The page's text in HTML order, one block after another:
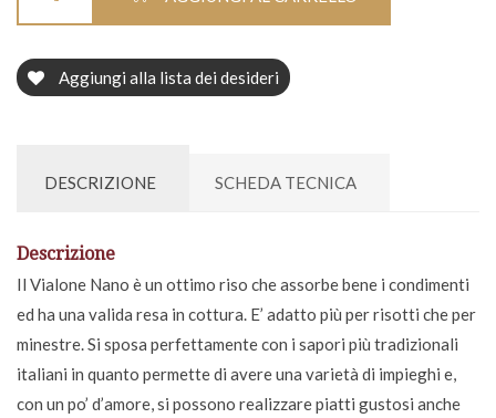
Aggiungi alla lista dei desideri
DESCRIZIONE SCHEDA TECNICA
Descrizione
Il Vialone Nano è un ottimo riso che assorbe bene i condimenti
ed ha una valida resa in cottura. E’ adatto più per risotti che per
minestre. Si sposa perfettamente con i sapori più tradizionali
italiani in quanto permette di avere una varietà di impieghi e,
con un po’ d’amore, si possono realizzare piatti gustosi anche